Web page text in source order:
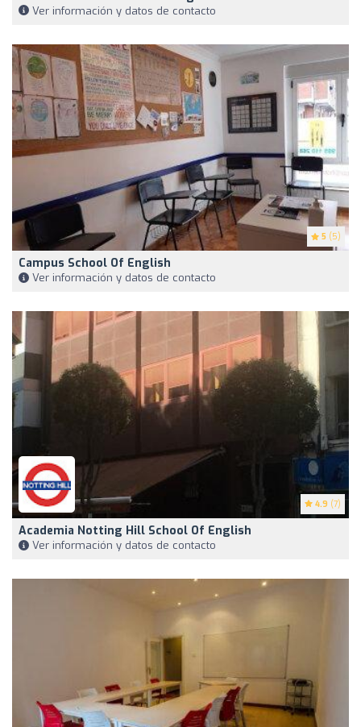
Ver información y datos de contacto
5 (5)
Campus School Of English
Ver información y datos de contacto
4.9 (7)
Academia Notting Hill School Of English
Ver información y datos de contacto